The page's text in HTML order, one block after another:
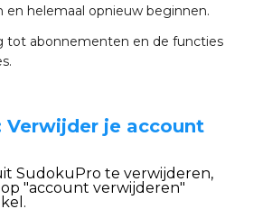
en helemaal opnieuw beginnen.
tot abonnementen en de functies
Verwijder je account
SudokuPro te verwijderen,
"account verwijderen"